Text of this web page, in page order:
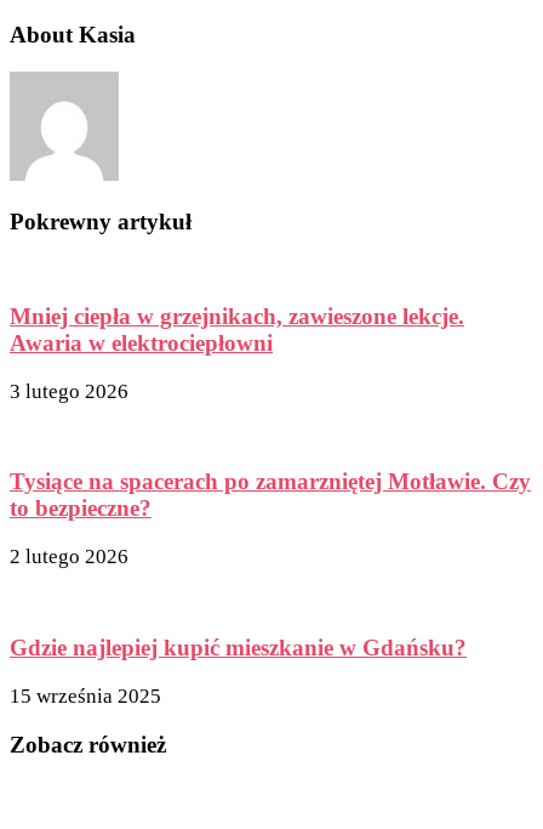
About Kasia
Pokrewny artykuł
Mniej ciepła w grzejnikach, zawieszone lekcje.
Awaria w elektrociepłowni
3 lutego 2026
Tysiące na spacerach po zamarzniętej Motławie. Czy
to bezpieczne?
2 lutego 2026
Gdzie najlepiej kupić mieszkanie w Gdańsku?
15 września 2025
Zobacz również